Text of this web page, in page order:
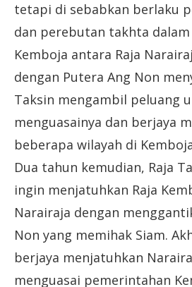
tetapi di sebabkan berlaku
dan perebutan takhta dalam
Kemboja antara Raja
dengan Putera Ang Non
Taksin mengambil peluang
menguasainya dan berjaya
beberapa wilayah di
Dua tahun kemudian, Raja
ingin menjatuhkan Raja
Narairaja dengan
Non yang memihak Siam.
berjaya menjatuhkan
menguasai pemerintahan